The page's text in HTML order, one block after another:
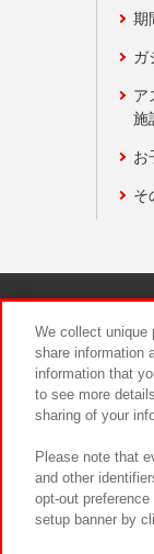
期
ガ
ア
施
お
そ
We collect unique
share information
information that
to see more
sharing of your
Please note that
and other
opt-out
setup banner by